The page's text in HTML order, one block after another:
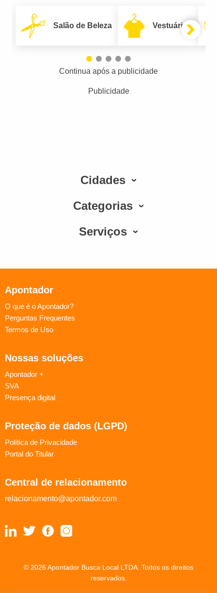
Salão de Beleza Vestuário
Continua após a publicidade
Publicidade
Cidades
Categorias
Serviços
Apontador
O que é o Apontador?
Perguntas Frequentes
Termos de Uso
Nossas soluções
Apontador +
SVA
Presença digital
Proteção de dados (LGPD)
Política de Privacidade
Portal do Titular
Central de relacionamento
relacionamento@apontador.com
© 2026 Apontador Busca Local LTDA. Todos os direitos
reservados.